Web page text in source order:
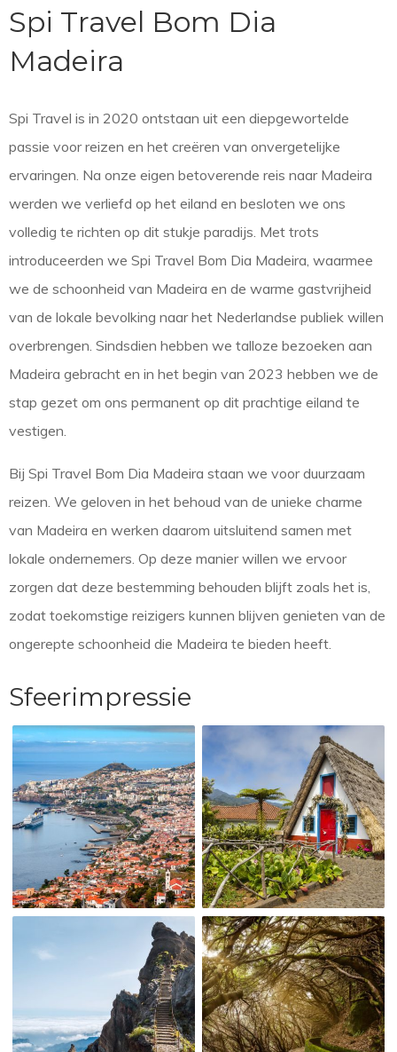
Spi Travel Bom Dia
Madeira
Spi Travel is in 2020 ontstaan uit een diepgewortelde
passie voor reizen en het creëren van onvergetelijke
ervaringen. Na onze eigen betoverende reis naar Madeira
werden we verliefd op het eiland en besloten we ons
volledig te richten op dit stukje paradijs. Met trots
introduceerden we Spi Travel Bom Dia Madeira, waarmee
we de schoonheid van Madeira en de warme gastvrijheid
van de lokale bevolking naar het Nederlandse publiek willen
overbrengen. Sindsdien hebben we talloze bezoeken aan
Madeira gebracht en in het begin van 2023 hebben we de
stap gezet om ons permanent op dit prachtige eiland te
vestigen.
Bij Spi Travel Bom Dia Madeira staan we voor duurzaam
reizen. We geloven in het behoud van de unieke charme
van Madeira en werken daarom uitsluitend samen met
lokale ondernemers. Op deze manier willen we ervoor
zorgen dat deze bestemming behouden blijft zoals het is,
zodat toekomstige reizigers kunnen blijven genieten van de
ongerepte schoonheid die Madeira te bieden heeft.
Sfeerimpressie